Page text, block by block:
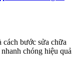
bước sửa chữa
chóng hiệu quả